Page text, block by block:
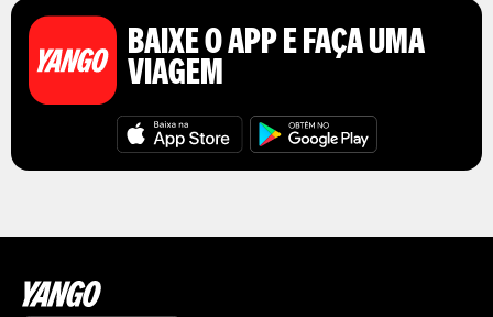
BAIXE O APP E FAÇA UMA
VIAGEM